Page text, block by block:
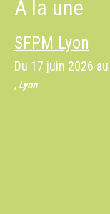
À la une
SFPM Lyon
Du 17 juin 2026 au
, Lyon